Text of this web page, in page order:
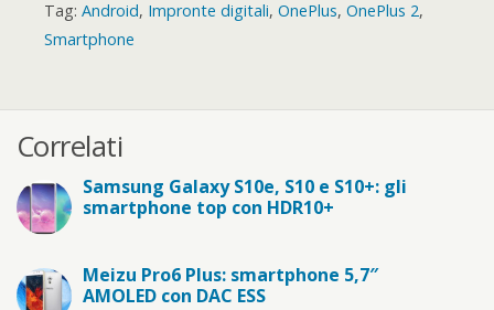
Tag: Android, Impronte digitali, OnePlus, OnePlus 2,
Smartphone
Correlati
Samsung Galaxy S10e, S10 e S10+: gli
smartphone top con HDR10+
Meizu Pro6 Plus: smartphone 5,7″
AMOLED con DAC ESS